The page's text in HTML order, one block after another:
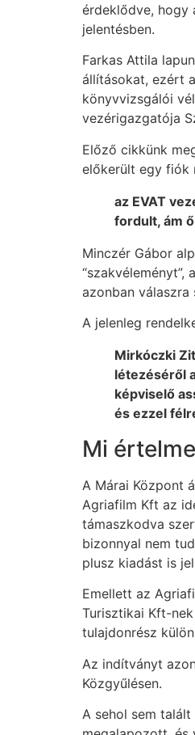
érdeklődve, hogy
jelentésben.
Farkas Attila
állításokat, ezért
könyvvizsgálói
vezérigazgatója
Előző cikkünk
előkerült egy fiók
az EVAT
fordult, ám
Minczér Gábor
azonban válaszra
A jelenleg
Mirkóczki
létezéséről
képviselő
és ezzel
Mi
A Márai Központ
Agriafilm Kft az
támaszkodva
bizonnyal nem
plusz kiadást is
Emellett az
Turisztikai Kft-
tulajdonrész
Az indítványt
Közgyűlésen.
A sehol sem